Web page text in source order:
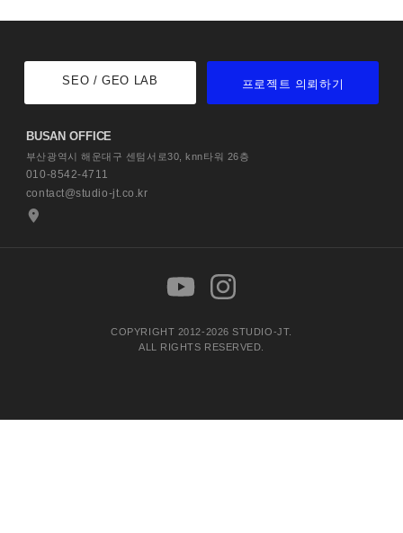
SEO / GEO LAB 프로젝트 의뢰하기
BUSAN OFFICE
부산광역시 해운대구 센텀서로30,knn타워 26층
010-8542-4711
contact@studio-jt.co.kr
COPYRIGHT 2012-2026 STUDIO-JT.
ALL RIGHTS RESERVED.